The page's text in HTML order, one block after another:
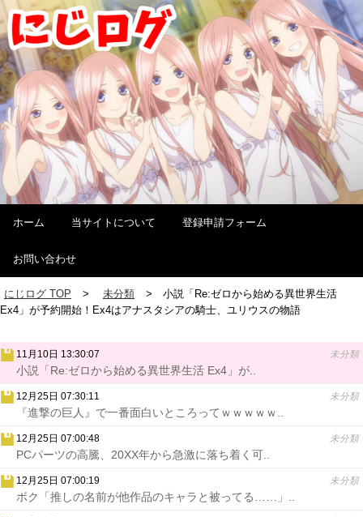
ホーム 当サイトについて 登録申請フォーム
お問い合わせ
にじログ TOP 未分類
小説「Re:ゼロから始める異世界生活
Ex4」が予約開始！Ex4はアナスタシアの騎士、ユリウスの物語
11月10日 13:30:07 未分類
小説「Re:ゼロから始める異世界生活 Ex4」が..
12月25日 07:30:11 未分類
『進撃の巨人』で一番面白いところってｗｗｗｗｗ..
12月25日 07:00:48 未分類
PCパーツの高騰、20XX年から急激に落ち着く可..
12月25日 07:00:19 未分類
ボク「推しの名前が他作品のキャラと被ってる……」..